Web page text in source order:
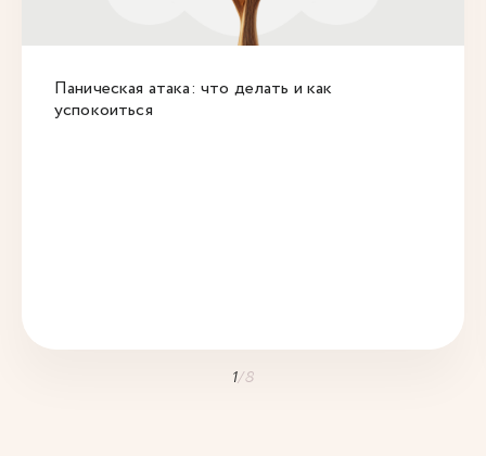
Паническая атака: что делать и как
успокоиться
1/8